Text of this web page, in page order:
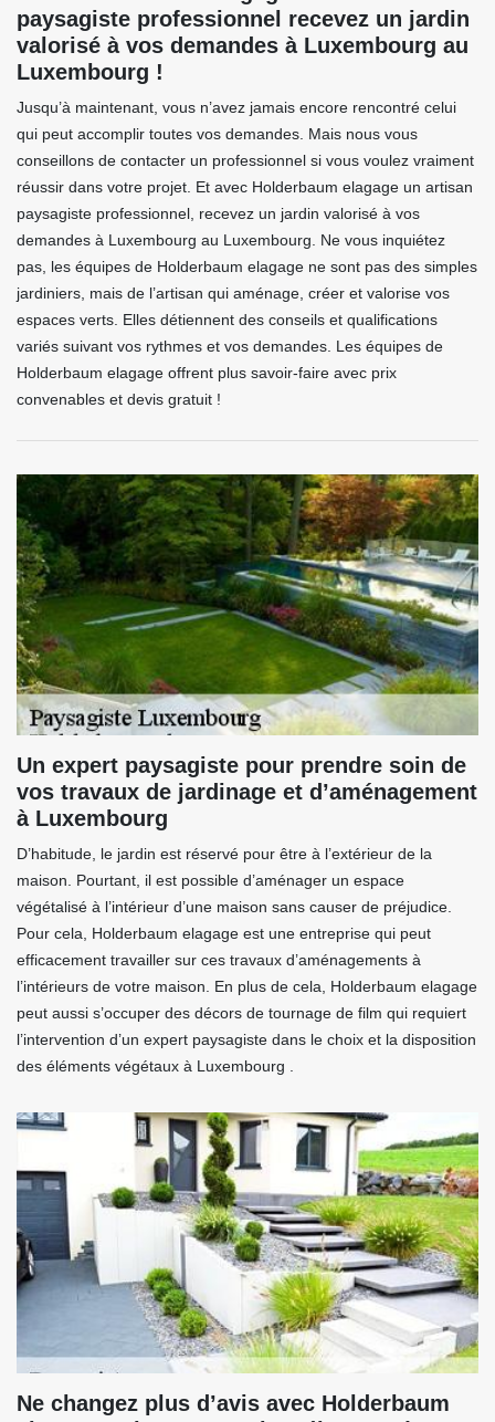
paysagiste professionnel recevez un jardin
valorisé à vos demandes à Luxembourg au
Luxembourg !
Jusqu’à maintenant, vous n’avez jamais encore rencontré celui
qui peut accomplir toutes vos demandes. Mais nous vous
conseillons de contacter un professionnel si vous voulez vraiment
réussir dans votre projet. Et avec Holderbaum elagage un artisan
paysagiste professionnel, recevez un jardin valorisé à vos
demandes à Luxembourg au Luxembourg. Ne vous inquiétez
pas, les équipes de Holderbaum elagage ne sont pas des simples
jardiniers, mais de l’artisan qui aménage, créer et valorise vos
espaces verts. Elles détiennent des conseils et qualifications
variés suivant vos rythmes et vos demandes. Les équipes de
Holderbaum elagage offrent plus savoir-faire avec prix
convenables et devis gratuit !
Un expert paysagiste pour prendre soin de
vos travaux de jardinage et d’aménagement
à Luxembourg
D’habitude, le jardin est réservé pour être à l’extérieur de la
maison. Pourtant, il est possible d’aménager un espace
végétalisé à l’intérieur d’une maison sans causer de préjudice.
Pour cela, Holderbaum elagage est une entreprise qui peut
efficacement travailler sur ces travaux d’aménagements à
l’intérieurs de votre maison. En plus de cela, Holderbaum elagage
peut aussi s’occuper des décors de tournage de film qui requiert
l’intervention d’un expert paysagiste dans le choix et la disposition
des éléments végétaux à Luxembourg .
Ne changez plus d’avis avec Holderbaum